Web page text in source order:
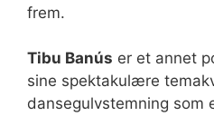
frem.
Tibu Banús er et annet
sine spektakulære
dansegulvstemning som